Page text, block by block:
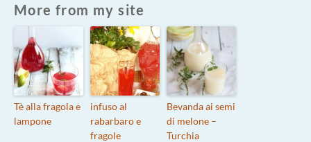
More from my site
Tè alla fragola e
lampone
infuso al
rabarbaro e
fragole
Bevanda ai semi
di melone –
Turchia